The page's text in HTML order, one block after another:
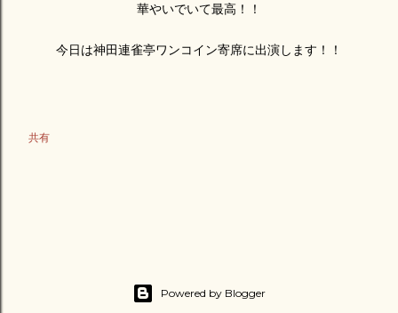
華やいでいて最高！！
今日は神田連雀亭ワンコイン寄席に出演します！！
共有
Powered by Blogger